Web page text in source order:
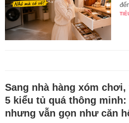
Sang nhà hàng xóm
5 kiểu tủ quá thông minh:
nhưng vẫn gọn như căn